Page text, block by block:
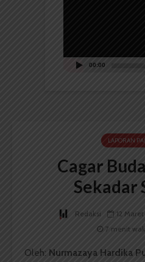
00:00
LAPORAN
Cagar
Sekadar
Redaksi 12
7 menit
Oleh: Nurmazaya Hardika